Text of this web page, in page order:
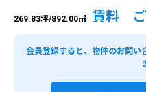
269.83坪/892.00㎡ 賃料
会員登録すると、物件のお問い